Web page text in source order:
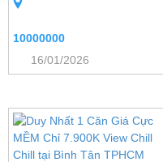
10000000
16/01/2026